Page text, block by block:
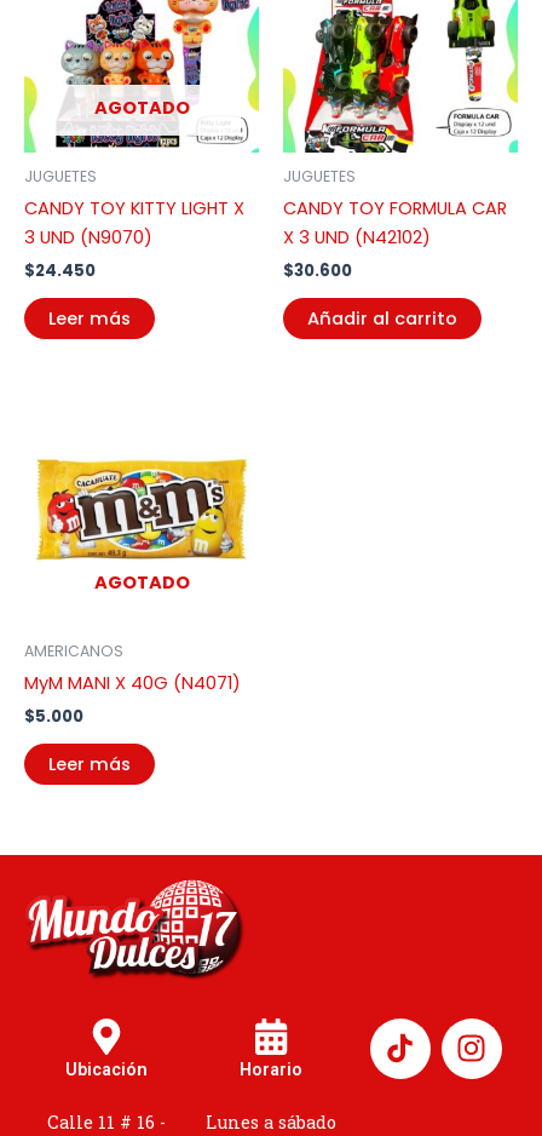
AGOTADO
JUGUETES
CANDY TOY KITTY LIGHT X
3 UND (N9070)
$24.450
Leer más
JUGUETES
CANDY TOY FORMULA CAR
X 3 UND (N42102)
$30.600
Añadir al carrito
AGOTADO
AMERICANOS
MyM MANI X 40G (N4071)
$5.000
Leer más
Ubicación
Calle 11 # 16 -
Horario
Lunes a sábado
I
n
s